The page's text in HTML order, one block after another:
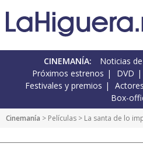
CINEMANÍA: Noticias
Próximos estrenos
DVD
Festivales y premios
Box-
Cinemanía > Películas > La santa de lo